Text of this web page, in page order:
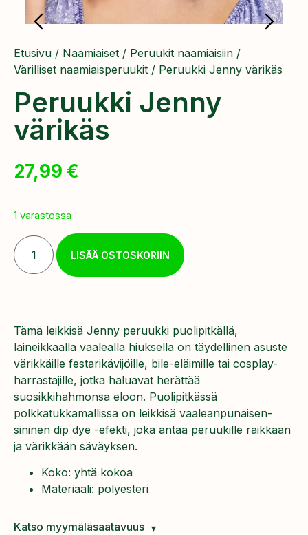
Etusivu / Naamiaiset / Peruukit naamiaisiin /
Värilliset naamiaisperuukit / Peruukki Jenny värikäs
Peruukki Jenny
värikäs
27,99 €
1 varastossa
LISÄÄ OSTOSKORIIN
Tämä leikkisä Jenny peruukki puolipitkällä,
laineikkaalla vaalealla hiuksella on täydellinen asuste
värikkäille festarikävijöille, bile-eläimille tai cosplay-
harrastajille, jotka haluavat herättää
suosikkihahmonsa eloon. Puolipitkässä
polkkatukkamallissa on leikkisä vaaleanpunaisen-
sininen dip dye -efekti, joka antaa peruukille raikkaan
ja värikkään säväyksen.
Koko: yhtä kokoa
Materiaali: polyesteri
Katso myymäläsaatavuus